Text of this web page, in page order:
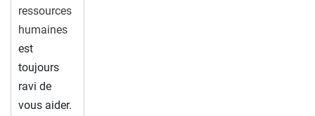
ressources
humaines
est
toujours
ravi de
vous aider.